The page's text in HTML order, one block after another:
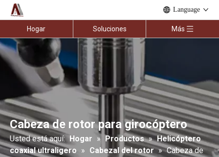
Language
Hogar Soluciones Más
Cabeza de rotor para girocóptero
Usted está aquí: Hogar » Productos » Helicóptero
coaxial ultraligero » Cabezal del rotor » Cabeza de